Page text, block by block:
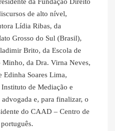
de alto nível,
Lídia Ribas, da
Grosso do Sul (Brasil),
Brito, da Escola de
da Dra. Virna Neves,
Edinha Soares Lima,
de Mediação e
e, para finalizar, o
do CAAD – Centro de